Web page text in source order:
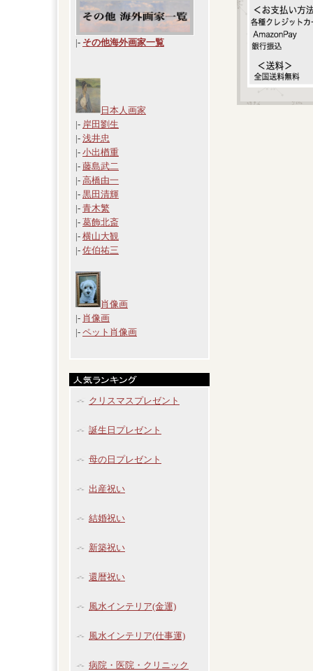
|- その他海外画家一覧
日本人画家
|- 岸田劉生
|- 浅井忠
|- 小出楢重
|- 藤島武二
|- 高橋由一
|- 黒田清輝
|- 青木繁
|- 葛飾北斎
|- 横山大観
|- 佐伯祐三
肖像画
|- 肖像画
|- ペット肖像画
クリスマスプレゼント
誕生日プレゼント
母の日プレゼント
出産祝い
結婚祝い
新築祝い
還暦祝い
風水インテリア(金運)
風水インテリア(仕事運)
病院・医院・クリニック